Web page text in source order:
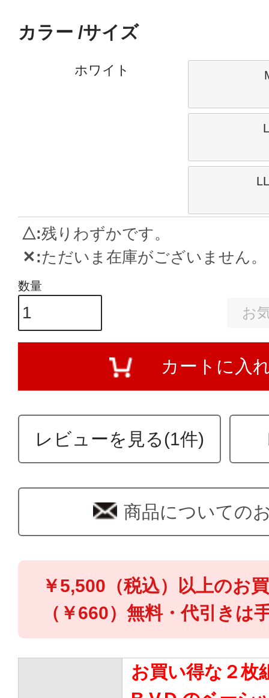
カラー サイズ
ホワイト
△ 残りわずかです。
✕ ただいま在庫がございません。
お
カートに入
レビューを見る(1件)
商品についての
￥5,500（税込）以上のお
（￥660）無料・代引きは
お買い得な２枚